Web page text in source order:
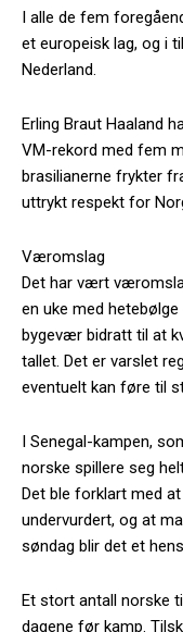
I alle de fem
et europeisk lag, og i
Nederland.
Erling Braut Haaland
VM-rekord med fem
brasilianerne frykter
uttrykt respekt for
Væromslag
Det har vært
en uke med
bygevær bidratt til at
tallet. Det er varslet
eventuelt kan føre til
I Senegal-kampen,
norske spillere seg
Det ble forklart med
undervurdert, og at
søndag blir det et
Et stort antall norske
dagene før kamp.